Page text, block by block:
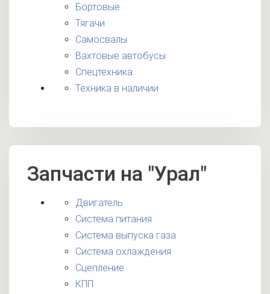
Бортовые
Тягачи
Самосвалы
Вахтовые автобусы
Спецтехника
Техника в наличии
Запчасти на "Урал"
Двигатель
Система питания
Система выпуска газа
Система охлаждения
Сцепление
КПП